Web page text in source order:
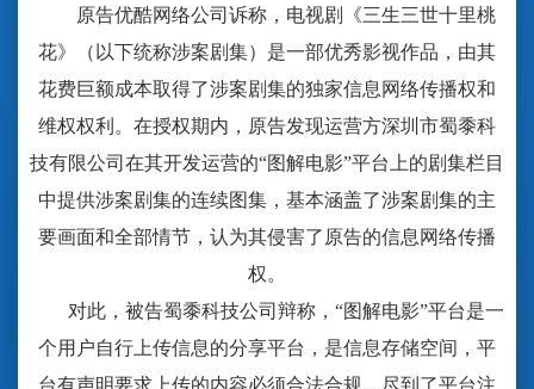
原告优酷网络公司诉称，电视剧《三生三世十里桃
花》（以下统称涉案剧集）是一部优秀影视作品，由其
花费巨额成本取得了涉案剧集的独家信息网络传播权和
维权权利。在授权期内，原告发现运营方深圳市蜀黍科
技有限公司在其开发运营的“图解电影”平台上的剧集栏目
中提供涉案剧集的连续图集，基本涵盖了涉案剧集的主
要画面和全部情节，认为其侵害了原告的信息网络传播
权。
对此，被告蜀黍科技公司辩称， “图解电影”平台是一
个用户自行上传信息的分享平台，是信息存储空间，平
台有声明要求上传的内容必须合法合规，尽到了平台注